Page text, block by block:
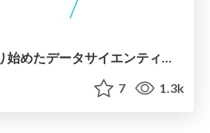
アウトプットを頑張り始めたデータサイエンティストの話
7 1.3k